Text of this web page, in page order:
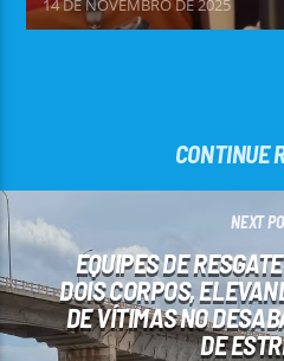
14 DE NOVEMBRO DE 2025
CONTINUE
NEXT
EQUIPES DE
DOIS CORPOS,
DE VÍTIMAS NO
DE